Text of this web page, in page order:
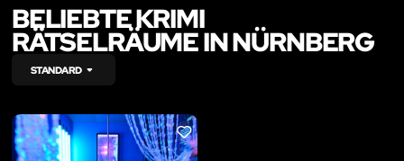
BELIEBTE KRIMI
RÄTSELRÄUME IN NÜRNBERG
STANDARD
LIKE